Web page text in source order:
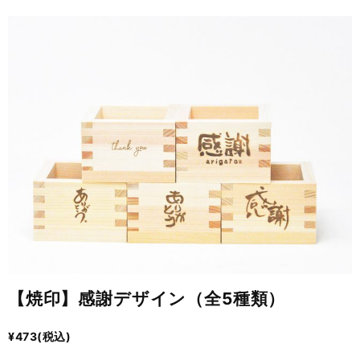
【焼印】感謝デザイン（全5種類）
¥473(税込)